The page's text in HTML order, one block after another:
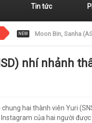
Tin tức
NEW Jennie
nhí nhảnh
chung hai thành viên Yuri
của hai người